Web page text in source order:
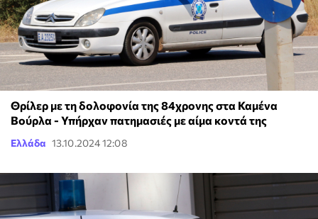
Θρίλερ με τη δολοφονία της 84χρονης στα Καμένα
Βούρλα - Υπήρχαν πατημασιές με αίμα κοντά της
Ελλάδα 13.10.2024 12:08